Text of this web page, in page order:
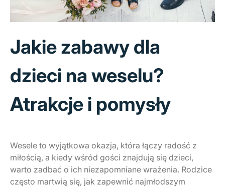
Jakie zabawy dla
dzieci na weselu?
Atrakcje i pomysły
Wesele to wyjątkowa okazja, która łączy radość z
miłością, a kiedy wśród gości znajdują się dzieci,
warto zadbać o ich niezapomniane wrażenia. Rodzice
często martwią się, jak zapewnić najmłodszym